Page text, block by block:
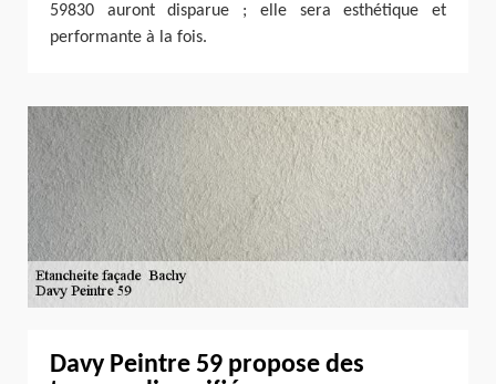
59830 auront disparue ; elle sera esthétique et
performante à la fois.
Davy Peintre 59 propose des